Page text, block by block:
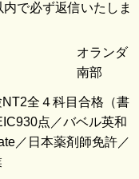
で必ず返信いたしま
オランダ
南部
全４科目合格（書
点／バベル英和
／日本薬剤師免許／